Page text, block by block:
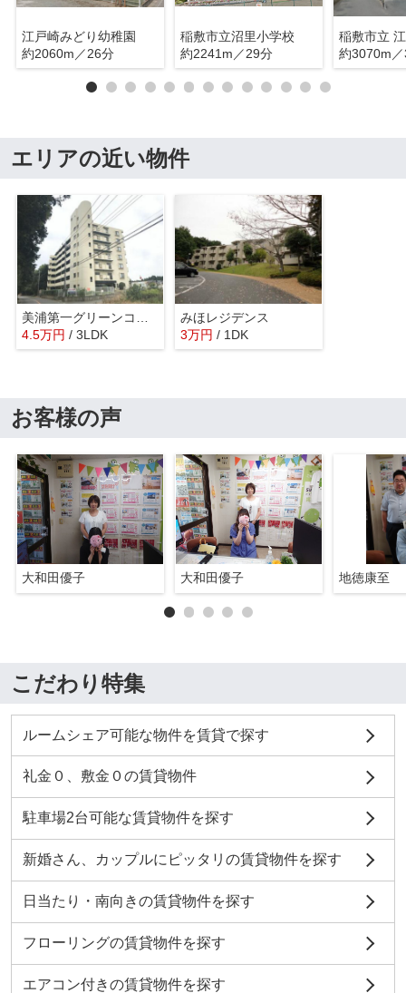
江戸崎みどり幼稚園
約2060m／26分
稲敷市立沼里小学校
約2241m／29分
稲敷市立
約3070m
エリアの近い物件
4.5万円 / 3LDK
みほレジデンス
3万円 / 1DK
お客様の声
大和田優子 大和田優子 地徳康至
こだわり特集
ルームシェア可能な物件を賃貸で探す
礼金０、敷金０の賃貸物件
駐車場2台可能な賃貸物件を探す
新婚さん、カップルにピッタリの賃貸物件を探す
日当たり・南向きの賃貸物件を探す
フローリングの賃貸物件を探す
エアコン付きの賃貸物件を探す